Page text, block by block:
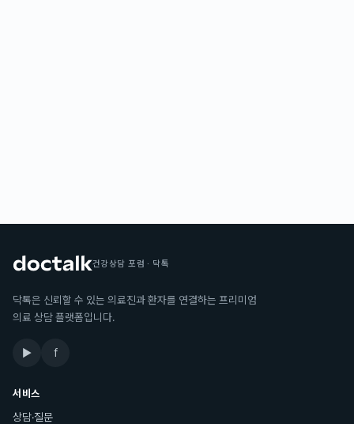
건강상담 포럼 · 닥톡
닥톡은 신뢰할 수 있는 의료진과 환자를 연결하는 프리미엄
의료 상담 플랫폼입니다.
▶ f
서비스
상담·질문